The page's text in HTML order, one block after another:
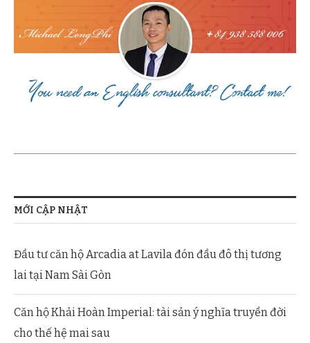
MỚI CẬP NHẬT
Đầu tư căn hộ Arcadia at Lavila đón đầu đô thị tương
lai tại Nam Sài Gòn
Căn hộ Khải Hoàn Imperial: tài sản ý nghĩa truyền đời
cho thế hệ mai sau